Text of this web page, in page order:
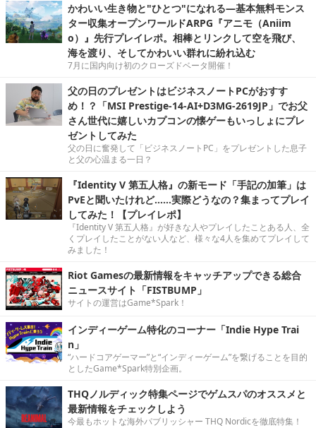
かわいい生き物と"ひとつ"になれる―基本無料モンス
ター収集オープンワールドARPG『アニモ（Aniim
o）』先行プレイレポ。相棒とリンクして空を飛び、
海を渡り、そしてかわいい群れに紛れ込む
7月に国内向け初のクローズドベータ開催！
父の日のプレゼントはビジネスノートPCがおすす
め！？「MSI Prestige-14-AI+D3MG-2619JP」でお父
さん世代に嬉しいカプコンの懐ゲーもいっしょにプレ
ゼントしてみた
父の日に奮発して「ビジネスノートPC」をプレゼントした息子
と父の心温まる一日？
『Identity V 第五人格』の新モード「手記の加筆」は
PvEと聞いたけれど……実際どうなの？集まってプレイ
してみた！【プレイレポ】
『Identity V 第五人格』が好きな人やプレイしたことある人、全
くプレイしたことがない人など、様々な4人を集めてプレイして
みました！
Riot Gamesの最新情報をキャッチアップできる総合
ニュースサイト「FISTBUMP」
サイトの運営はGame*Spark！
インディーゲーム特化のコーナー「Indie Hype Trai
n」
“ハードコアゲーマー”と“インディーゲーム”を繋げることを目的
としたGame*Spark特別企画。
THQノルディック特集ページでゲムスパのオススメと
最新情報をチェックしよう
今最もホットな海外パブリッシャー THQ Nordicを徹底特集！